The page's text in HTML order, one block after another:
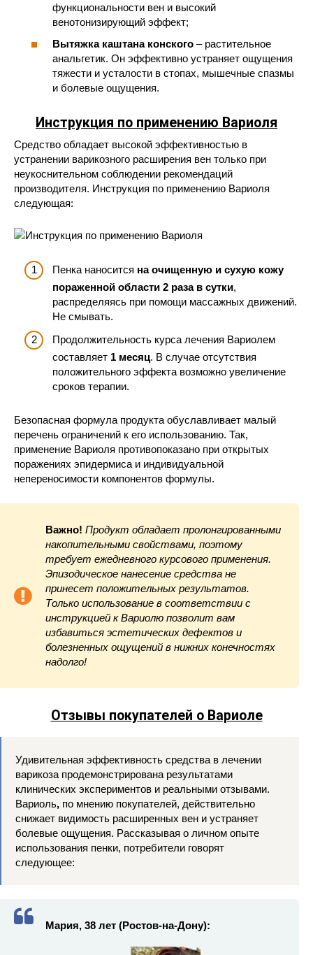
функциональности вен и высокий
венотонизирующий эффект;
Вытяжка каштана конского – растительное
анальгетик. Он эффективно устраняет ощущения
тяжести и усталости в стопах, мышечные спазмы
и болевые ощущения.
Инструкция по применению Вариоля
Средство обладает высокой эффективностью в
устранении варикозного расширения вен только при
неукоснительном соблюдении рекомендаций
производителя. Инструкция по применению Вариоля
следующая:
Пенка наносится на очищенную и сухую кожу
пораженной области 2 раза в сутки,
распределяясь при помощи массажных движений.
Не смывать.
Продолжительность курса лечения Вариолем
составляет 1 месяц. В случае отсутствия
положительного эффекта возможно увеличение
сроков терапии.
Безопасная формула продукта обуславливает малый
перечень ограничений к его использованию. Так,
применение Вариоля противопоказано при открытых
поражениях эпидермиса и индивидуальной
непереносимости компонентов формулы.
Важно! Продукт обладает пролонгированными
накопительными свойствами, поэтому
требует ежедневного курсового применения.
Эпизодическое нанесение средства не
принесет положительных результатов.
Только использование в соответствии с
инструкцией к Вариолю позволит вам
избавиться эстетических дефектов и
болезненных ощущений в нижних конечностях
надолго!
Отзывы покупателей о Вариоле
Удивительная эффективность средства в лечении
варикоза продемонстрирована результатами
клинических экспериментов и реальными отзывами.
Вариоль, по мнению покупателей, действительно
снижает видимость расширенных вен и устраняет
болевые ощущения. Рассказывая о личном опыте
использования пенки, потребители говорят
следующее:
Мария, 38 лет (Ростов-на-Дону):